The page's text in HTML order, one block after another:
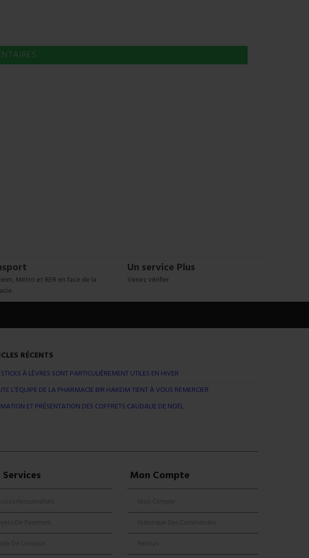
Métro et RER en face de la
Un service Plus
Venez vérifier
RÉCENTS
STICKS À LÈVRES SONT PARTICULIÈREMENT UTILES EN HIVER
L’ÉQUIPE DE LA PHARMACIE BIR HAKEIM TIENT À VOUS REMERCIER
ET PRÉSENTATION DES COFFRETS CAUDALIE DE NOËL
Services Mon Compte